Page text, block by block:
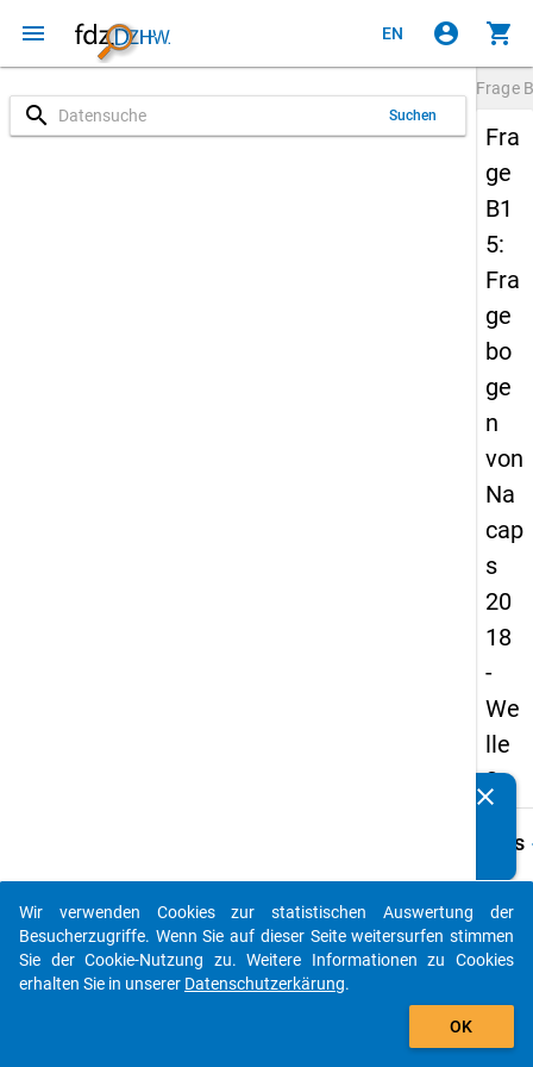
menu EN account_circle shopping_cart
search Suchen
Frage
Fra
ge
B1
5:
Fra
ge
bo
ge
n
von
Na
cap
s
20
18
-
We
lle
3
Details
B15
Wie
clear
auto_stories
add_shopping_cart
Wir verwenden Cookies zur statistischen Auswertung der
Besucherzugriffe. Wenn Sie auf dieser Seite weitersurfen stimmen
Sie der Cookie-Nutzung zu. Weitere Informationen zu Cookies
erhalten Sie in unserer Datenschutzerkärung.
OK